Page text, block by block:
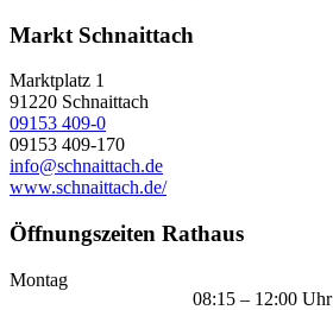
Markt Schnaittach
Marktplatz 1
91220 Schnaittach
09153 409-0
09153 409-170
info@schnaittach.de
www.schnaittach.de/
Öffnungszeiten Rathaus
Montag
08:15 – 12:00 Uhr